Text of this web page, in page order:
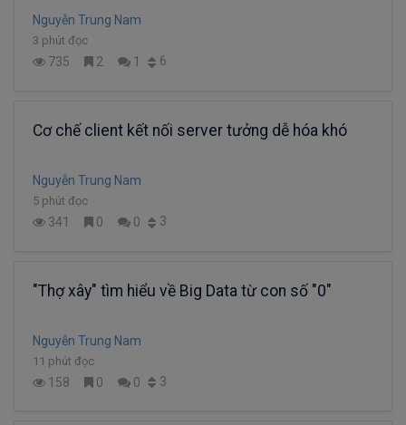
Nguyễn Trung Nam
3 phút đọc
735 2 1 6
Cơ chế client kết nối server tưởng dễ hóa khó
Nguyễn Trung Nam
5 phút đọc
341 0 0 3
"Thợ xây" tìm hiểu về Big Data từ con số "0"
Nguyễn Trung Nam
11 phút đọc
158 0 0 3